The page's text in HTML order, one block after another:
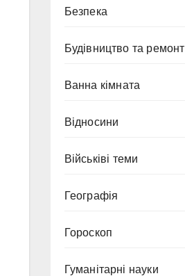
Безпека
Будівництво та ремонт
Ванна кімната
Відносини
Військіві теми
Географія
Гороскоп
Гуманітарні науки